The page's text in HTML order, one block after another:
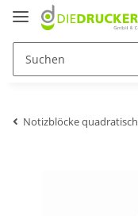
Notizblöcke quadratisch